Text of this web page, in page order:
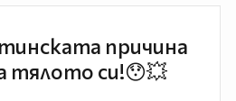
причина
тялото си!😯💥